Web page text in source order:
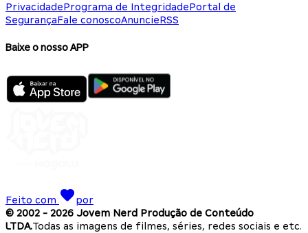
PrivacidadePrograma de IntegridadePortal de
SegurançaFale conoscoAnuncieRSS
Baixe o nosso APP
Feito com
por
© 2002 - 2026 Jovem Nerd Produção de Conteúdo
LTDA.Todas as imagens de filmes, séries, redes sociais e etc.